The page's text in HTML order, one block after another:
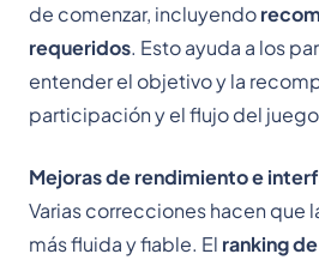
de comenzar, incluyendo
requeridos. Esto ayuda a los
entender el objetivo y la
participación y el flujo del
Mejoras de rendimiento e
Varias correcciones hacen que
más fluida y fiable. El ranking